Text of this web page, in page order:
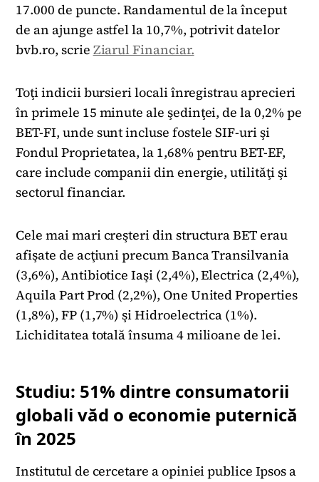
17.000 de puncte. Randamentul de la început
de an ajunge astfel la 10,7%, potrivit datelor
bvb.ro, scrie Ziarul Financiar.
Toţi indicii bursieri locali înregistrau aprecieri
în primele 15 minute ale şedinţei, de la 0,2% pe
BET-FI, unde sunt incluse fostele SIF-uri şi
Fondul Proprietatea, la 1,68% pentru BET-EF,
care include companii din energie, utilităţi şi
sectorul financiar.
Cele mai mari creşteri din structura BET erau
afişate de acţiuni precum Banca Transilvania
(3,6%), Antibiotice Iaşi (2,4%), Electrica (2,4%),
Aquila Part Prod (2,2%), One United Properties
(1,8%), FP (1,7%) şi Hidroelectrica (1%).
Lichiditatea totală însuma 4 milioane de lei.
Studiu: 51% dintre consumatorii
globali văd o economie puternică
în 2025
Institutul de cercetare a opiniei publice Ipsos a